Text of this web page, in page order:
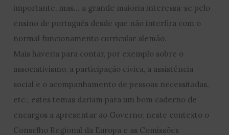
importante, mas… a grande maioria interessa-se pelo
ensino de português desde que não interfira com o
normal funcionamento curricular alemão.
Mais haveria para contar, por exemplo sobre o
associativismo, a participação cívica, a assistência
social e o acompanhamento de pessoas necessitadas,
etc.; estes temas dariam para um bom caderno de
encargos a apresentar ao Governo; neste contexto o
Conselho Regional da Europa e as Comissões